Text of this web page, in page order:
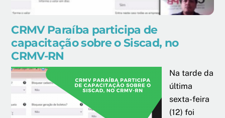
CRMV Paraíba participa de
capacitação sobre o Siscad, no
CRMV-RN
Na tarde da
última
sexta-feira
(12) foi